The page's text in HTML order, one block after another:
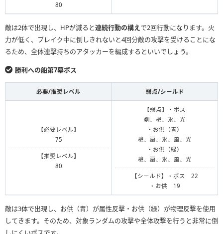
80
敵は2体で出現し、HPが減ると連続行動の構えで2回行動になります。火
力が低く、ブレイク中に倒しきれないと4回分敵の攻撃を受けることにな
るため、全体連撃持ちのアタッカーを編成するといいでしょう。
勝利への船第7幕ボス
必要/推奨レベル 弱点/シールド
【必要レベル】
75
【推奨レベル】
80
【弱点】・ボス
剣、槍、氷、光
・お供（青）
槍、扇、氷、風、光
・お供（緑）
槍、扇、氷、風、光
【シールド】・ボス 22
・お供 19
敵は3体で出現し、お供（青）が属性反撃・お供（緑）が物理反撃を使用
してきます。そのため、対象ランダムの攻撃や全体攻撃を行うと非常に倒